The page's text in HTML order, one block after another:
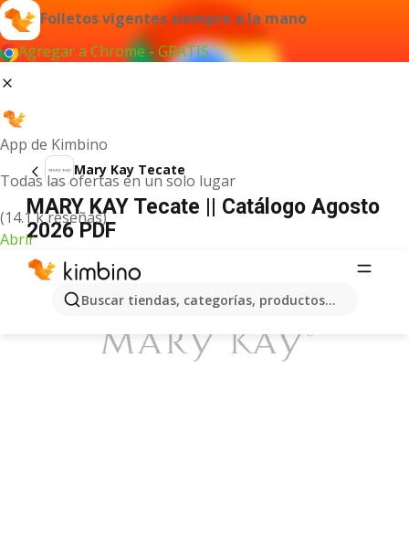
Folletos vigentes siempre a la mano
Agregar a Chrome - GRATIS
App de Kimbino
Todas las ofertas en un solo lugar
(14.1 k reseñas)
Abrir
Buscar tiendas, categorías, productos...
Mary Kay Tecate
MARY KAY Tecate || Catálogo Agosto
2026 PDF